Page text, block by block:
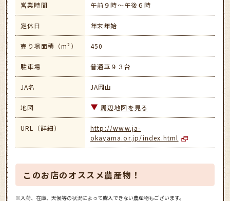
営業時間 午前９時～午後６時
定休日 年末年始
売り場面積（m²） 450
駐車場 普通車９３台
JA名 JA岡山
地図 周辺地図を見る
URL（詳細）
http://www.ja-
okayama.or.jp/index.html
このお店のオススメ農産物！
※入荷、在庫、天候等の状況によって購入できない農産物もございます。